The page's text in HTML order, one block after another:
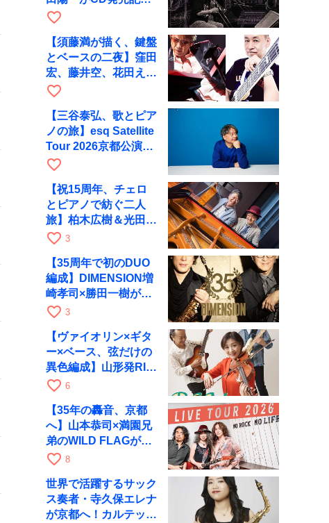
ツアーで9月4日に京
favorite_border
【須藤満が描く、鍵盤
とベースの二夜】窪田
宏、藤井空、花田えみ
と京都RAGで共演
favorite_border
【三谷泰弘、歌とピア
ノの旅】esq Satellite
Tour 2026京都公演を
10月に開催
favorite_border
【祝15周年、チェロ
とピアノで紡ぐ二人
旅】柏木広樹＆光田健
一が11月12日に京都
favorite_border 3
【35周年で初のDUO
編成】DIMENSION増
崎孝司×勝田一樹が10
月11日に京都RAGへ
favorite_border 3
【ヴァイオリン×ギタ
ー×ベース、弦だけの
異色編成】山形発RIM
が初全国ツアーで8月
favorite_border 6
【35年の轟音、京都
へ】山本恭司×満園兄
弟のWILD FLAGが8
月6日にRAGでライブ
favorite_border 8
世界で活躍するサック
ス奏者・寺久保エレナ
が京都へ！カルテッ